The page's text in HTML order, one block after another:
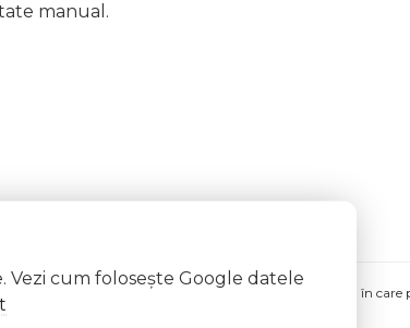
manual.
față de cele ale produsului comandat pot fi acelea în
informația de pe etichetele produsului fizic.
cum folosește Google datele